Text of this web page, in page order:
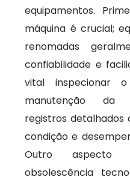
equipamentos.
máquina é crucial;
renomadas
confiabilidade e
vital inspecionar
manutenção da
registros detalhados
condição e
Outro
obsolescência